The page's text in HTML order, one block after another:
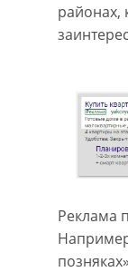
районах,
Реклама